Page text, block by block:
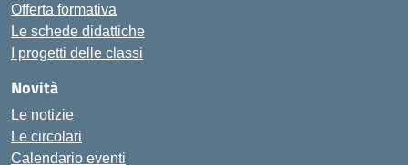
Offerta formativa
Le schede didattiche
I progetti delle classi
Novità
Le notizie
Le circolari
Calendario eventi